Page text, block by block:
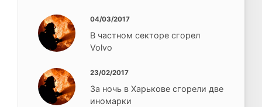
04/03/2017
В частном секторе сгорел
Volvo
23/02/2017
За ночь в Харькове сгорели две
иномарки